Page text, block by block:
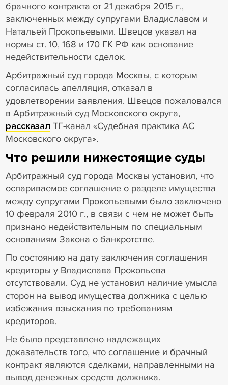
брачного контракта от 21 декабря 2015 г.,
заключенных между супругами Владиславом и
Натальей Прокопьевыми. Швецов указал на
нормы ст. 10, 168 и 170 ГК РФ как основание
недействительности сделок.
Арбитражный суд города Москвы, с которым
согласилась апелляция, отказал в
удовлетворении заявления. Швецов пожаловался
в Арбитражный суд Московского округа,
рассказал ТГ-канал «Судебная практика АС
Московского округа».
Что решили нижестоящие суды
Арбитражный суд города Москвы установил, что
оспариваемое соглашение о разделе имущества
между супругами Прокопьевыми было заключено
10 февраля 2010 г., в связи с чем не может быть
признано недействительным по специальным
основаниям Закона о банкротстве.
По состоянию на дату заключения соглашения
кредиторы у Владислава Прокопьева
отсутствовали. Суд не установил наличие умысла
сторон на вывод имущества должника с целью
избежания взыскания по требованиям
кредиторов.
Не было представлено надлежащих
доказательств того, что соглашение и брачный
контракт являются сделками, направленными на
вывод денежных средств должника.